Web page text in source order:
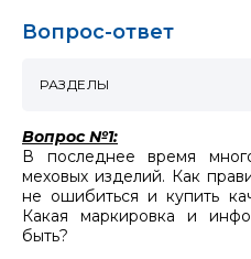
Вопрос-ответ
Вопрос №1:
В последнее время
меховых изделий. Как
не ошибиться и купить
Какая маркировка и
быть?
РАЗДЕЛЫ